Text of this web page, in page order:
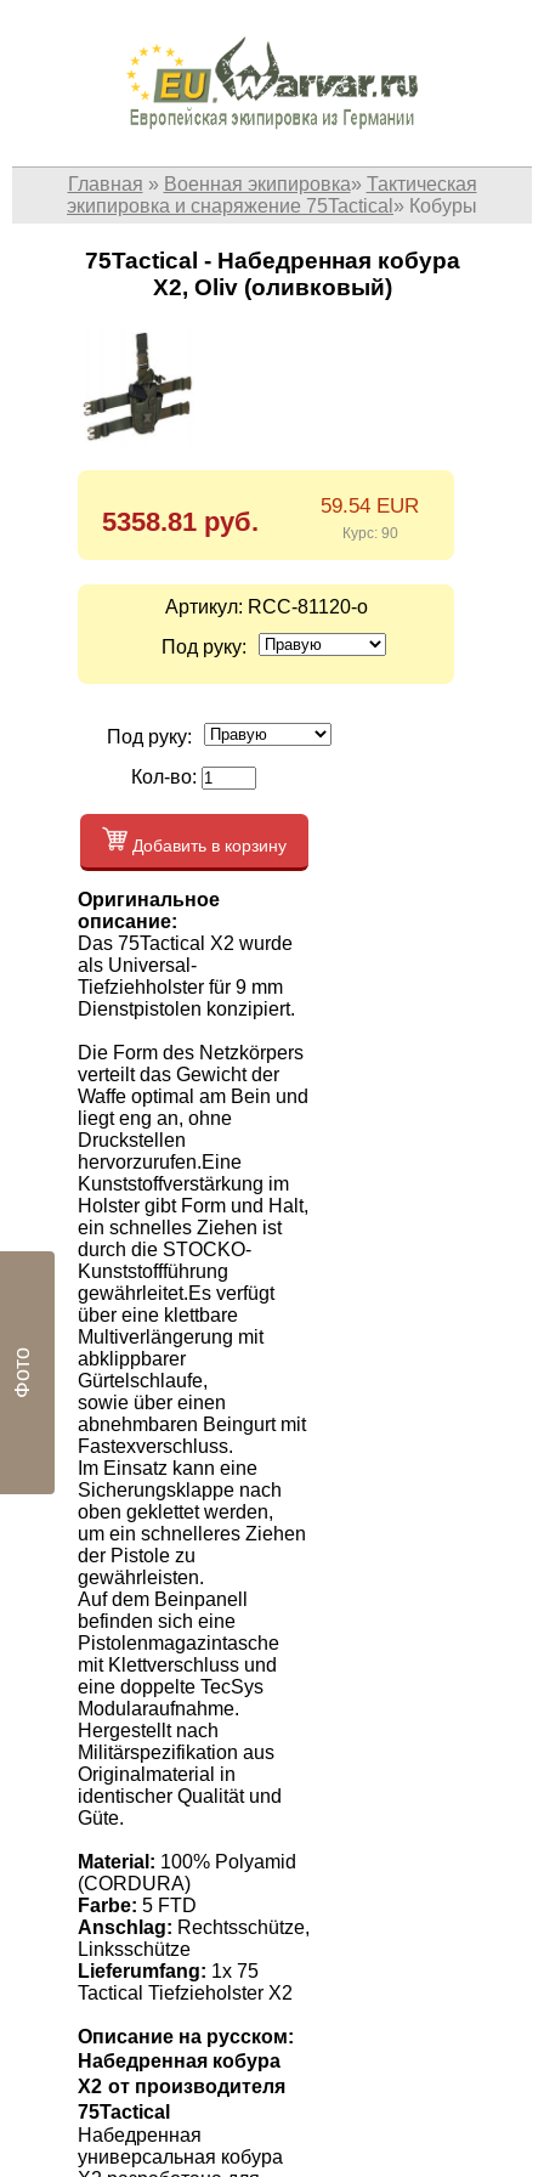
Главная » Военная экипировка» Тактическая
экипировка и снаряжение 75Tactical » Кобуры
75Tactical - Набедренная кобура
X2, Oliv (оливковый)
5358.81 руб.
59.54 EUR
Курс: 90
Артикул: RCC-81120-o
Под руку:
Под руку:
Кол-во:
Добавить в корзину
Оригинальное
описание:
Das 75Tactical X2 wurde
als Universal-
Tiefziehholster für 9 mm
Dienstpistolen konzipiert.
Die Form des Netzkörpers
verteilt das Gewicht der
Waffe optimal am Bein und
liegt eng an, ohne
Druckstellen
hervorzurufen.Eine
Kunststoffverstärkung im
Holster gibt Form und Halt,
ein schnelles Ziehen ist
durch die STOCKO-
Kunststoffführung
gewährleitet.Es verfügt
über eine klettbare
Multiverlängerung mit
abklippbarer
Gürtelschlaufe,
sowie über einen
abnehmbaren Beingurt mit
Fastexverschluss.
Im Einsatz kann eine
Sicherungsklappe nach
oben geklettet werden,
um ein schnelleres Ziehen
der Pistole zu
gewährleisten.
Auf dem Beinpanell
befinden sich eine
Pistolenmagazintasche
mit Klettverschluss und
eine doppelte TecSys
Modularaufnahme.
Hergestellt nach
Militärspezifikation aus
Originalmaterial in
identischer Qualität und
Güte.
Material: 100% Polyamid
(CORDURA)
Farbe: 5 FTD
Anschlag: Rechtsschütze,
Linksschütze
Lieferumfang: 1x 75
Tactical Tiefzieholster X2
Описание на русском:
Набедренная кобура
X2 от производителя
75Tactical
Набедренная
универсальная кобура
Фото